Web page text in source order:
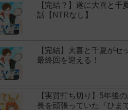
【完結？】遂に大喜と
話【NTRなし】
【完結】大喜と千夏が
最終回を迎える！
【実質打ち切り】5年後
長を頑張っていた『ひま